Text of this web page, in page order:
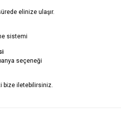
elinize ulaşır.
sistemi
seçeneği
bize iletebilirsiniz.